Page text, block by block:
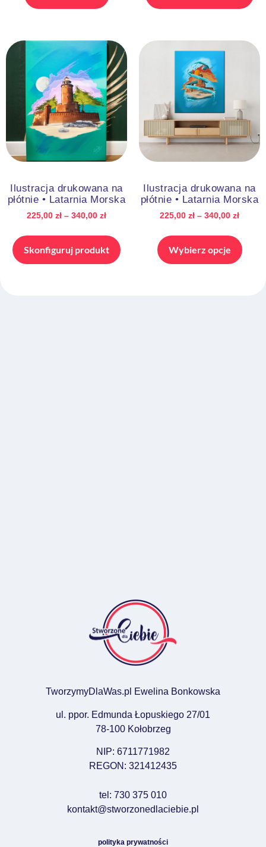
Ilustracja drukowana na
płótnie • Latarnia Morska
225,00 zł – 340,00 zł
Skonfiguruj produkt
Ilustracja drukowana na
płótnie • Latarnia Morska
225,00 zł – 340,00 zł
Wybierz opcje
TworzymyDlaWas.pl Ewelina Bonkowska
ul. ppor. Edmunda Łopuskiego 27/01
78-100 Kołobrzeg
NIP: 6711771982
REGON: 321412435
tel: 730 375 010
kontakt@stworzonedlaciebie.pl
polityka prywatności